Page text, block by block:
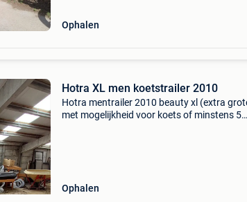
Ophalen
Hotra XL men koetstrailer 2010
Hotra mentrailer 2010 beauty xl (extra
met mogelijkheid voor koets of minstens 5
Ophalen